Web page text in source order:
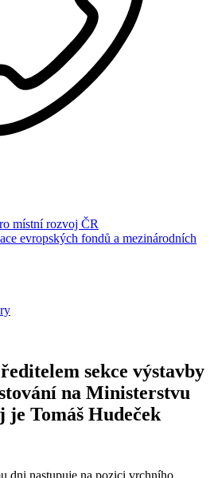
místní rozvoj ČR
evropských fondů a mezinárodních
sekce výstavby
na Ministerstvu
Tomáš Hudeček
dni nastupuje na pozici vrchního